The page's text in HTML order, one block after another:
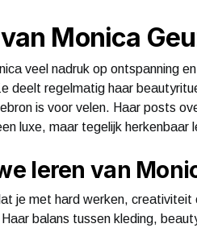
Monica
veel nadruk op ontspanning
deelt regelmatig haar
is voor velen. Haar posts
luxe, maar tegelijk herkenbaar
leren van
je met hard werken,
balans tussen kleding,